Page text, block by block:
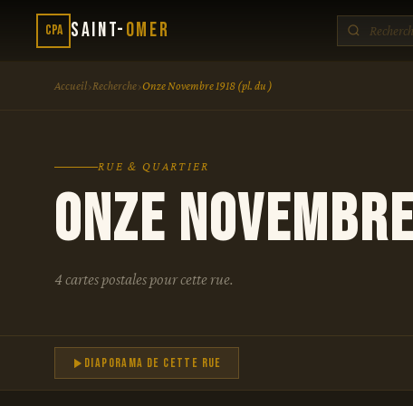
CPA Saint-Omer
Accueil›Recherche›Onze Novembre 1918 (pl. du )
RUE & QUARTIER
Onze
4 cartes postales pour cette rue.
Diaporama de cette rue